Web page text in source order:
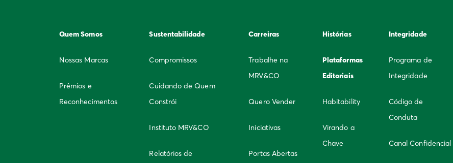
Quem Somos
Nossas Marcas
Prêmios e
Reconhecimentos
Sustentabilidade
Compromissos
Cuidando de Quem
Constrói
Instituto MRV&CO
Relatórios de
Carreiras
Trabalhe na
MRV&CO
Quero Vender
Iniciativas
Portas Abertas
Histórias
Plataformas
Editoriais
Habitability
Virando a
Chave
Integridade
Programa de
Integridade
Código de
Conduta
Canal Confidencial